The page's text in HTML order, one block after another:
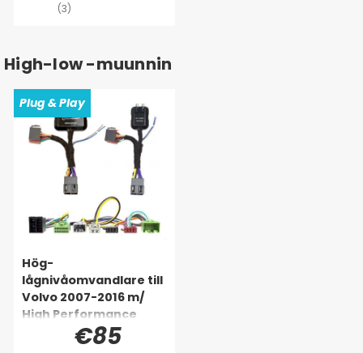
(3)
High-low -muunnin
Plug & Play
Hög-
lågnivåomvandlare till
Volvo 2007-2016 m/
High Performance
€85